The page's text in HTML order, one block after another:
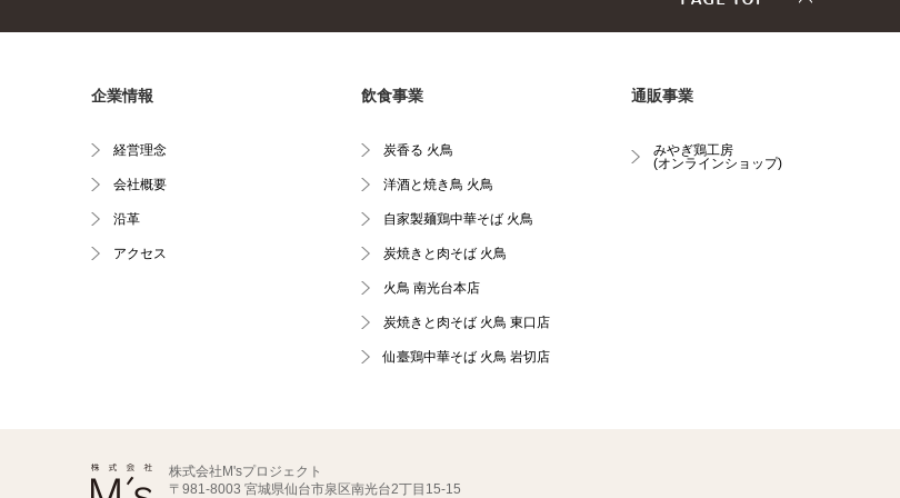
企業情報
経営理念
会社概要
沿革
アクセス
飲食事業
炭香る 火鳥
洋酒と焼き鳥 火鳥
自家製麺鶏中華そば 火鳥
炭焼きと肉そば 火鳥
火鳥 南光台本店
炭焼きと肉そば 火鳥 東口店
仙臺鶏中華そば 火鳥 岩切店
通販事業
みやぎ鶏工房
(オンラインショップ)
株式会社M'sプロジェクト
〒981-8003 宮城県仙台市泉区南光台2丁目15-15